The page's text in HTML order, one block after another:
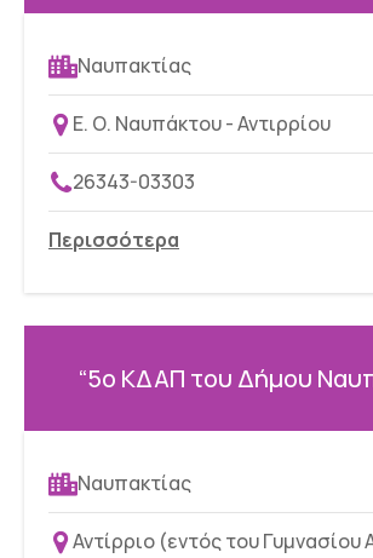
Ναυπακτίας
Ε. Ο. Ναυπάκτου - Αντιρρίου
26343-03303
Περισσότερα
“5ο ΚΔΑΠ του Δήμου
Ναυπακτίας
Αντίρριο (εντός του Γυμνασίου